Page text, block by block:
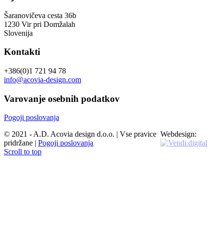
Šaranovičeva cesta 36b
1230 Vir pri Domžalah
Slovenija
Kontakti
+386(0)1 721 94 78
info@acovia-design.com
Varovanje osebnih podatkov
Pogoji poslovanja
© 2021 - A.D. Acovia design d.o.o. | Vse pravice
pridržane | Pogoji poslovanja
Webdesign:
Scroll to top